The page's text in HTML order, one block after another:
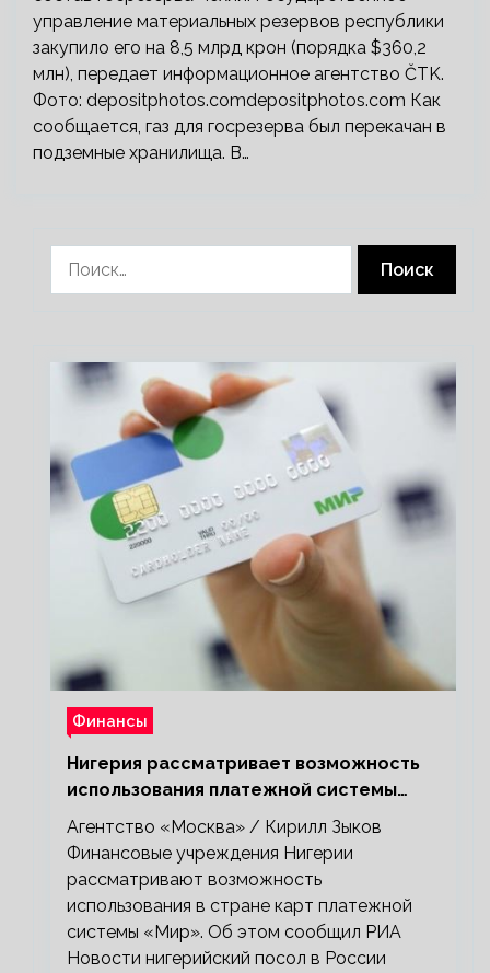
управление материальных резервов республики
закупило его на 8,5 млрд крон (порядка $360,2
млн), передает информационное агентство ČTK.
Фото: depositphotos.comdepositphotos.com Как
сообщается, газ для госрезерва был перекачан в
подземные хранилища. В…
Финансы
Нигерия рассматривает возможность
использования платежной системы
«Мир»
Агентство «Москва» / Кирилл Зыков
Финансовые учреждения Нигерии
рассматривают возможность
использования в стране карт платежной
системы «Мир». Об этом сообщил РИА
Новости нигерийский посол в России